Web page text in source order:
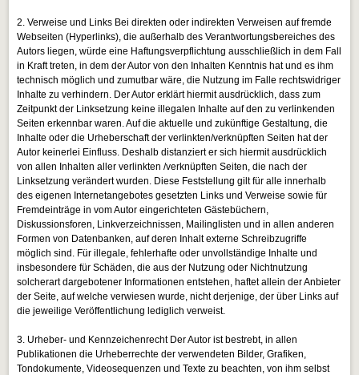
2. Verweise und Links Bei direkten oder indirekten Verweisen auf fremde
Webseiten (Hyperlinks), die außerhalb des Verantwortungsbereiches des
Autors liegen, würde eine Haftungsverpflichtung ausschließlich in dem Fall
in Kraft treten, in dem der Autor von den Inhalten Kenntnis hat und es ihm
technisch möglich und zumutbar wäre, die Nutzung im Falle rechtswidriger
Inhalte zu verhindern. Der Autor erklärt hiermit ausdrücklich, dass zum
Zeitpunkt der Linksetzung keine illegalen Inhalte auf den zu verlinkenden
Seiten erkennbar waren. Auf die aktuelle und zukünftige Gestaltung, die
Inhalte oder die Urheberschaft der verlinkten/verknüpften Seiten hat der
Autor keinerlei Einfluss. Deshalb distanziert er sich hiermit ausdrücklich
von allen Inhalten aller verlinkten /verknüpften Seiten, die nach der
Linksetzung verändert wurden. Diese Feststellung gilt für alle innerhalb
des eigenen Internetangebotes gesetzten Links und Verweise sowie für
Fremdeinträge in vom Autor eingerichteten Gästebüchern,
Diskussionsforen, Linkverzeichnissen, Mailinglisten und in allen anderen
Formen von Datenbanken, auf deren Inhalt externe Schreibzugriffe
möglich sind. Für illegale, fehlerhafte oder unvollständige Inhalte und
insbesondere für Schäden, die aus der Nutzung oder Nichtnutzung
solcherart dargebotener Informationen entstehen, haftet allein der Anbieter
der Seite, auf welche verwiesen wurde, nicht derjenige, der über Links auf
die jeweilige Veröffentlichung lediglich verweist.
3. Urheber- und Kennzeichenrecht Der Autor ist bestrebt, in allen
Publikationen die Urheberrechte der verwendeten Bilder, Grafiken,
Tondokumente, Videosequenzen und Texte zu beachten, von ihm selbst